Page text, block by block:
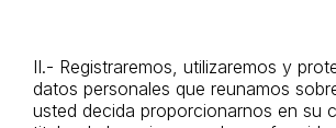
II.- Registraremos, utilizaremos y
datos personales que reunamos
usted decida proporcionarnos en su